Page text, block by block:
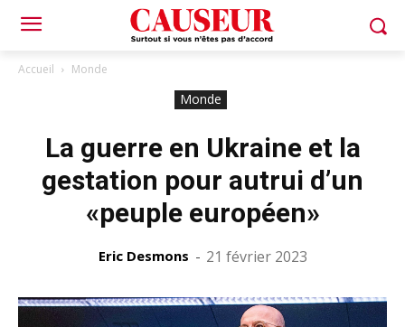
Accueil Monde
Monde
La guerre en Ukraine et la
gestation pour autrui d’un
«peuple européen»
Eric Desmons - 21 février 2023